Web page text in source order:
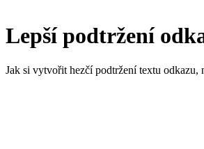
Lepší podtržení
Jak si vytvořit hezčí podtržení textu odkazu,